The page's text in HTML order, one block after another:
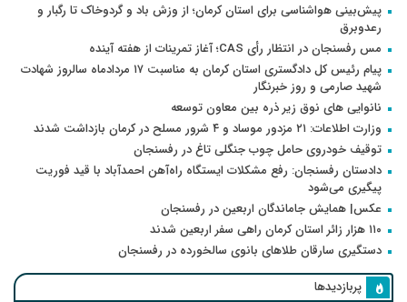
پیش‌بینی هواشناسی برای استان کرمان؛ از وزش باد و گردوخاک تا رگبار و
رعدوبرق
مس رفسنجان در انتظار رأی CAS؛ آغاز تمرینات از هفته آینده
پیام رئیس کل دادگستری استان کرمان به مناسبت ۱۷ مردادماه سالروز شهادت
شهید صارمی و روز خبرنگار
نانوایی های نوق زیر ذره بین معاون توسعه
وزارت اطلاعات: ۲۱ مزدور موساد و ۴ شرور مسلح در کرمان بازداشت شدند
توقیف خودروی حامل چوب جنگلی تاغ در رفسنجان
دادستان رفسنجان: رفع مشکلات ایستگاه راه‌آهن احمدآباد با قید فوریت
پیگیری می‌شود
عکس| همایش جاماندگان اربعین در رفسنجان
۱۱۰ هزار زائر استان کرمان راهی سفر اربعین شدند
دستگیری سارقان طلاهای بانوی سالخورده در رفسنجان
پربازدیدها